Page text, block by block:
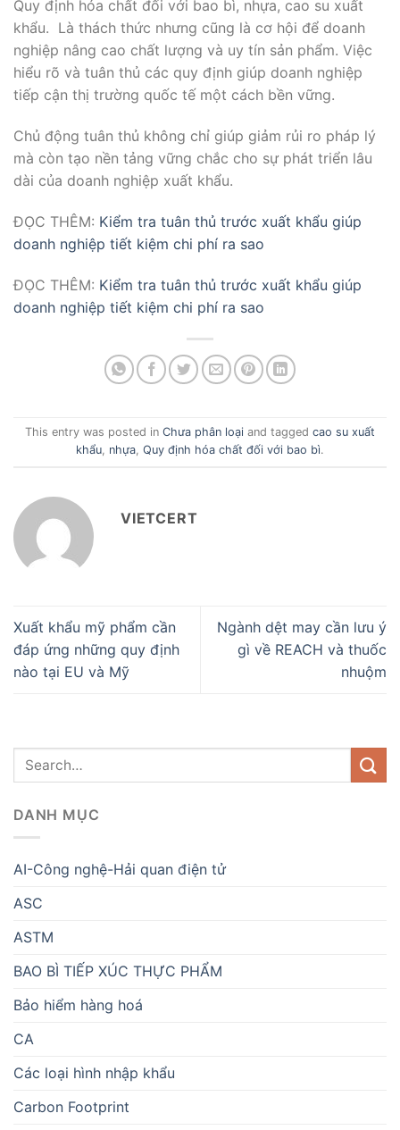
Quy định hóa chất đối với bao bì, nhựa, cao su xuất
khẩu. Là thách thức nhưng cũng là cơ hội để doanh
nghiệp nâng cao chất lượng và uy tín sản phẩm. Việc
hiểu rõ và tuân thủ các quy định giúp doanh nghiệp
tiếp cận thị trường quốc tế một cách bền vững.
Chủ động tuân thủ không chỉ giúp giảm rủi ro pháp lý
mà còn tạo nền tảng vững chắc cho sự phát triển lâu
dài của doanh nghiệp xuất khẩu.
ĐỌC THÊM: Kiểm tra tuân thủ trước xuất khẩu giúp
doanh nghiệp tiết kiệm chi phí ra sao
ĐỌC THÊM: Kiểm tra tuân thủ trước xuất khẩu giúp
doanh nghiệp tiết kiệm chi phí ra sao
This entry was posted in Chưa phân loại and tagged cao su xuất
khẩu, nhựa, Quy định hóa chất đối với bao bì.
VIETCERT
Xuất khẩu mỹ phẩm cần
đáp ứng những quy định
nào tại EU và Mỹ
Ngành dệt may cần lưu ý
gì về REACH và thuốc
nhuộm
DANH MỤC
AI-Công nghệ-Hải quan điện tử
ASC
ASTM
BAO BÌ TIẾP XÚC THỰC PHẨM
Bảo hiểm hàng hoá
CA
Các loại hình nhập khẩu
Carbon Footprint